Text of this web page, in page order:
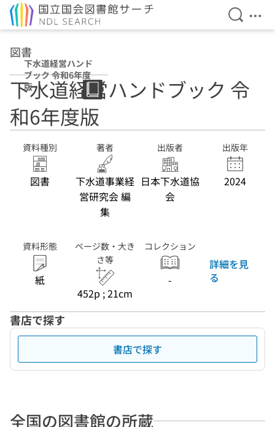
検索を
メ
図書
下水道経営ハンド
ブック 令和6年度
版
下水道経営ハンドブック 令
和6年度版
資料種別
図書
著者
下水道事業経
営研究会 編
集
出版者
日本下水道協
会
出版年
2024
資料形態
紙
ページ数・大き
さ等
452p ; 21cm
コレクション
-
詳細を見
る
書店で探す
書店で探す
全国の図書館の所蔵